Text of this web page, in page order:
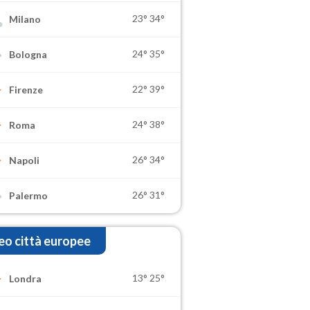
Milano 23° 34°
Bologna 24° 35°
Firenze 22° 39°
Roma 24° 38°
Napoli 26° 34°
Palermo 26° 31°
città europee
Londra 13° 25°